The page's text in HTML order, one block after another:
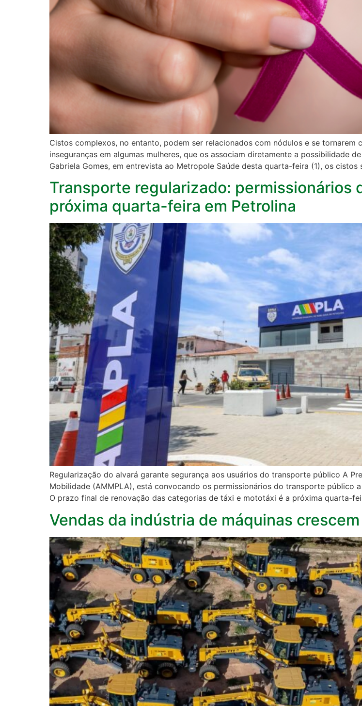
Cistos complexos, no entanto, podem ser relacionados com nódulos e se
inseguranças em algumas mulheres, que os associam diretamente a possibilidade
Gabriela Gomes, em entrevista ao Metropole Saúde desta quarta-feira (1), os
Transporte regularizado: permissionários
próxima quarta-feira em Petrolina
Regularização do alvará garante segurança aos usuários do transporte público A
Mobilidade (AMMPLA), está convocando os permissionários do transporte público
O prazo final de renovação das categorias de táxi e mototáxi é a próxima quarta-
Vendas da indústria de máquinas